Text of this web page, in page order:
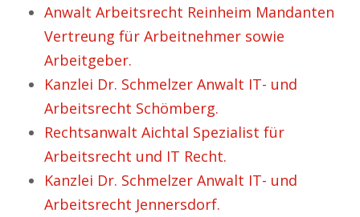
Anwalt Arbeitsrecht Reinheim Mandanten
Vertreung für Arbeitnehmer sowie
Arbeitgeber.
Kanzlei Dr. Schmelzer Anwalt IT- und
Arbeitsrecht Schömberg.
Rechtsanwalt Aichtal Spezialist für
Arbeitsrecht und IT Recht.
Kanzlei Dr. Schmelzer Anwalt IT- und
Arbeitsrecht Jennersdorf.